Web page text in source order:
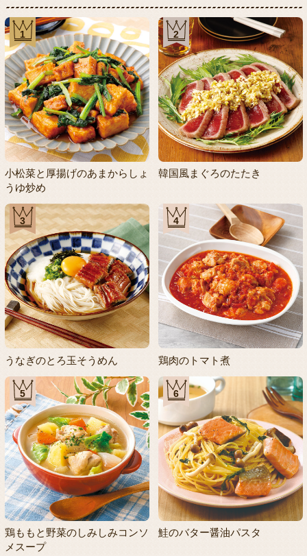
1
小松菜と厚揚げのあまからしょ
うゆ炒め
2
韓国風まぐろのたたき
3
うなぎのとろ玉そうめん
4
鶏肉のトマト煮
5
鶏ももと野菜のしみしみコンソ
メスープ
6
鮭のバター醤油パスタ